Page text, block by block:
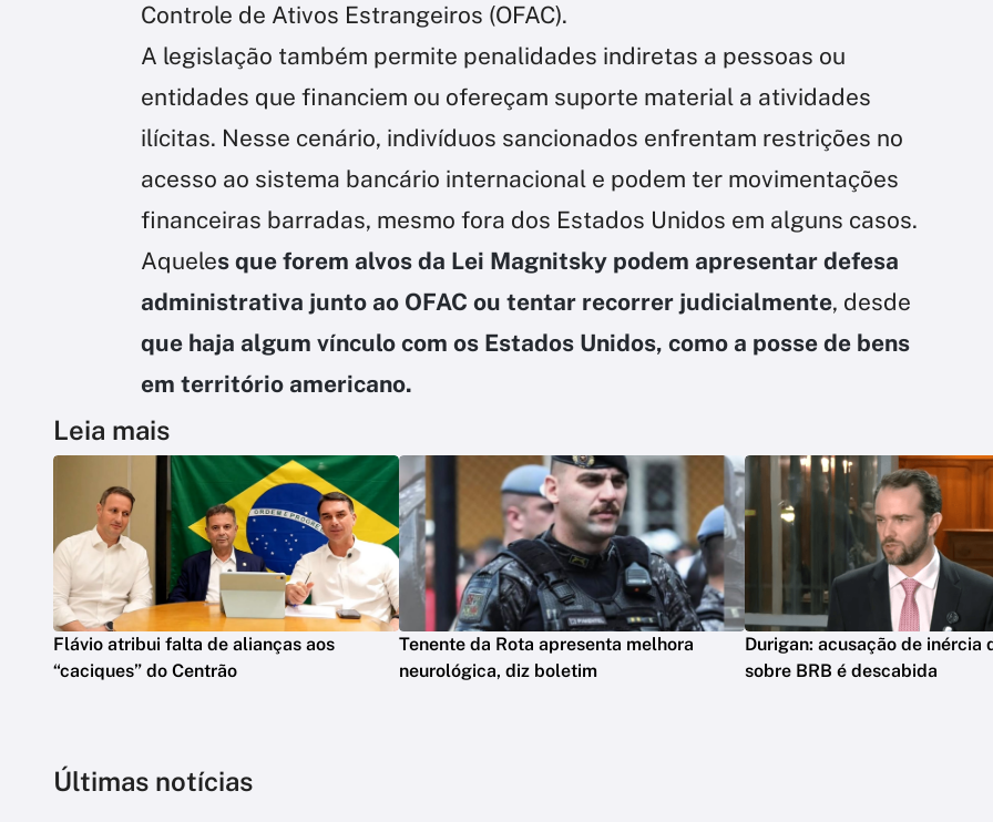
Controle de Ativos Estrangeiros (OFAC).
A legislação também permite penalidades indiretas a pessoas ou
entidades que financiem ou ofereçam suporte material a atividades
ilícitas. Nesse cenário, indivíduos sancionados enfrentam restrições no
acesso ao sistema bancário internacional e podem ter movimentações
financeiras barradas, mesmo fora dos Estados Unidos em alguns casos.
Aqueles que forem alvos da Lei Magnitsky podem apresentar defesa
administrativa junto ao OFAC ou tentar recorrer judicialmente, desde
que haja algum vínculo com os Estados Unidos, como a posse de bens
em território americano.
Leia mais
Flávio atribui falta de alianças aos
“caciques” do Centrão
Tenente da Rota apresenta melhora
neurológica, diz boletim
Durigan: acusação de inércia
sobre BRB é descabida
Últimas notícias